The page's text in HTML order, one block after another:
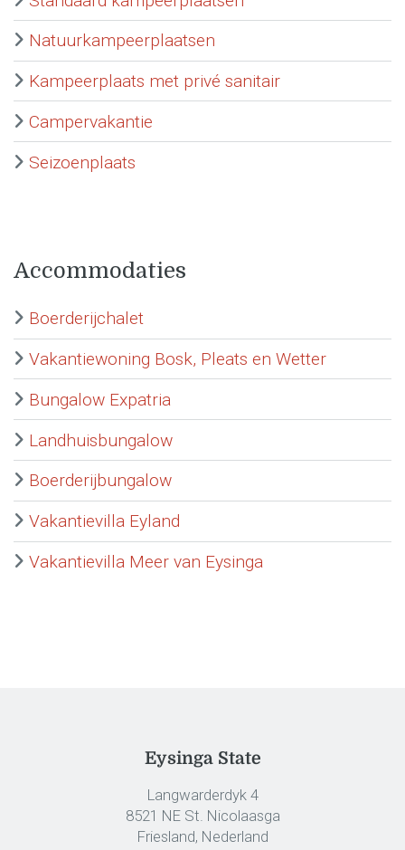
Natuurkampeerplaatsen
Kampeerplaats met privé sanitair
Campervakantie
Seizoenplaats
Accommodaties
Boerderijchalet
Vakantiewoning Bosk, Pleats en Wetter
Bungalow Expatria
Landhuisbungalow
Boerderijbungalow
Vakantievilla Eyland
Vakantievilla Meer van Eysinga
Eysinga State
Langwarderdyk 4
8521 NE St. Nicolaasga
Friesland, Nederland